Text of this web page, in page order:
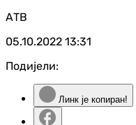
АТВ
05.10.2022 13:31
Подијели:
Линк је копиран!